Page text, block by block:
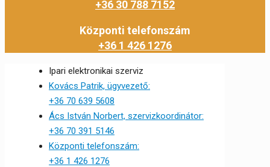
+36 30 788 7152
Központi telefonszám
+36 1 426 1276
Ipari elektronikai szerviz
Kovács Patrik, ügyvezető:
+36 70 639 5608
Ács István Norbert, szervizkoordinátor:
+36 70 391 5146
Központi telefonszám:
+36 1 426 1276